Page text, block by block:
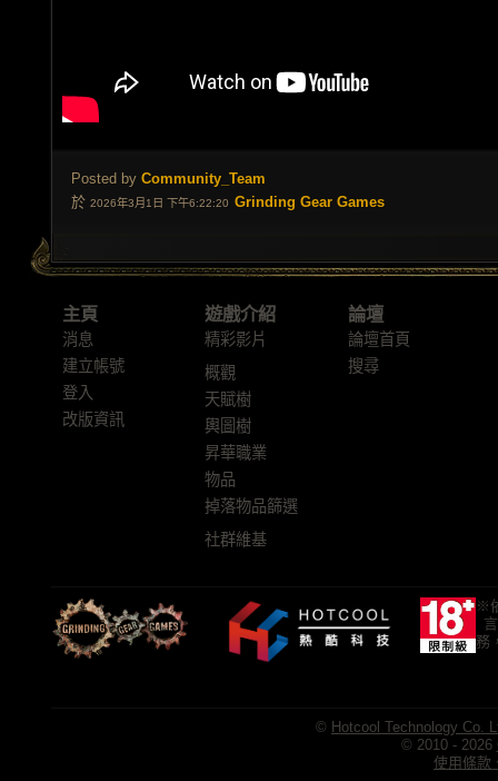
Posted by Community_Team
於 2026年3月1日 下午6:22:20 Grinding Gear Games
主頁
消息
建立帳號
登入
改版資訊
遊戲介紹
精彩影片
概觀
天賦樹
輿圖樹
昇華職業
物品
掉落物品篩選
社群維基
論壇
論壇首頁
搜尋
※
務
© Hotcool Technology Co.
© 2010 - 2026
使用條款